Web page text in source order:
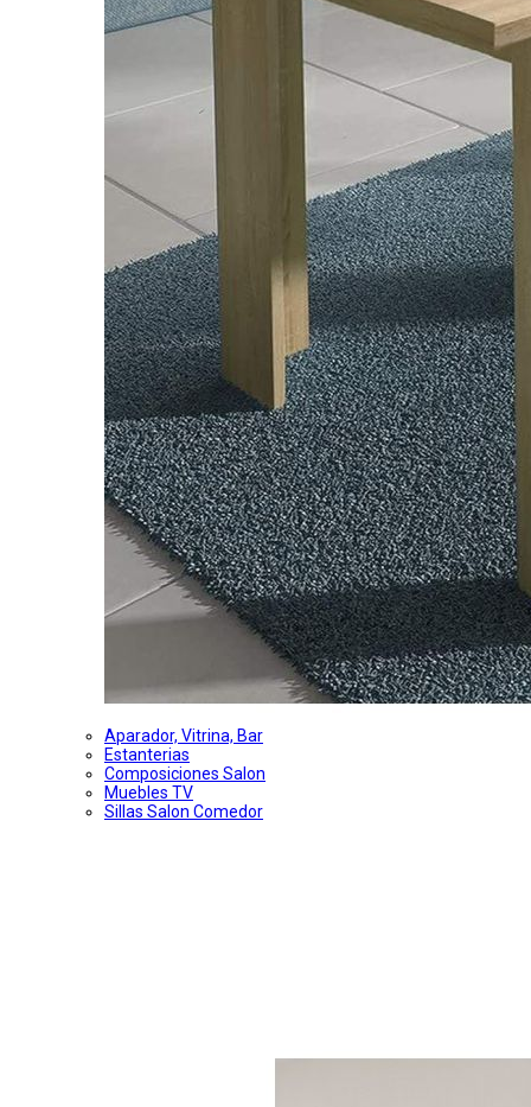
Aparador, Vitrina, Bar
Estanterias
Composiciones Salon
Muebles TV
Sillas Salon Comedor